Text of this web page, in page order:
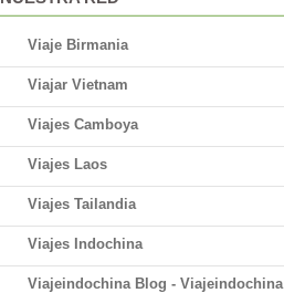
Viaje Birmania
Viajar Vietnam
Viajes Camboya
Viajes Laos
Viajes Tailandia
Viajes Indochina
Viajeindochina Blog - Viajeindochina